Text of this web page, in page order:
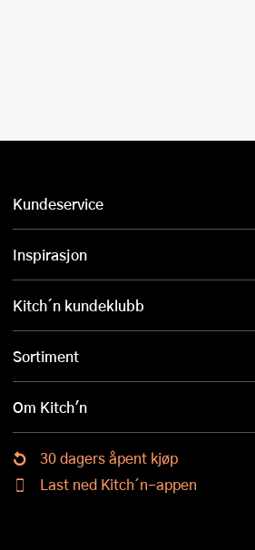
Kundeservice
Inspirasjon
Kitch´n kundeklubb
Sortiment
Om Kitch'n
30 dagers åpent kjøp
Last ned Kitch´n-appen